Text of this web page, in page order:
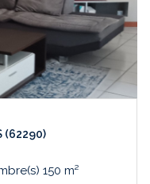
(62290)
Maison 5 pièce(s) 3 chambre(s) 150 m²